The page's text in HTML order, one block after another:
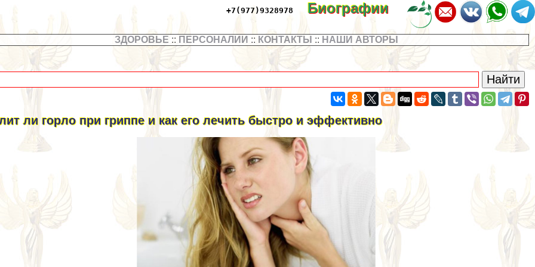
+7(977)9328978 Биографии
ЗДОРОВЬЕ :: ПЕРСОНАЛИИ :: КОНТАКТЫ :: НАШИ АВТОРЫ
ли горло при гриппе и как его лечить быстро и эффективно